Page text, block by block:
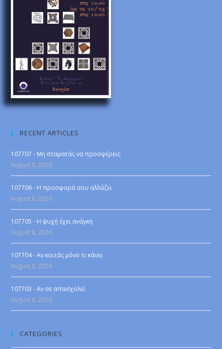
RECENT ARTICLES
107707 - Μη σταματάς να προσφέρεις
August 8, 2026
107706 - Η προσφορά σου αλλάζει
August 8, 2026
107705 - Η ψυχή έχει ανάγκη
August 8, 2026
107704 - Αν κοιτάς μόνο τι κάνει
August 8, 2026
107703 - Αν σε απασχολεί
August 8, 2026
CATEGORIES